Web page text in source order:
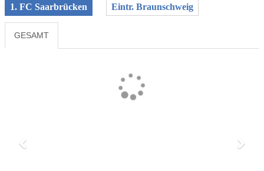
1. FC Saarbrücken Eintr. Braunschweig
GESAMT